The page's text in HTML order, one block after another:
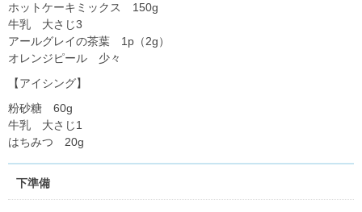
ホットケーキミックス 150g
牛乳 大さじ3
アールグレイの茶葉 1p（2g）
オレンジピール 少々
【アイシング】
粉砂糖 60g
牛乳 大さじ1
はちみつ 20g
下準備